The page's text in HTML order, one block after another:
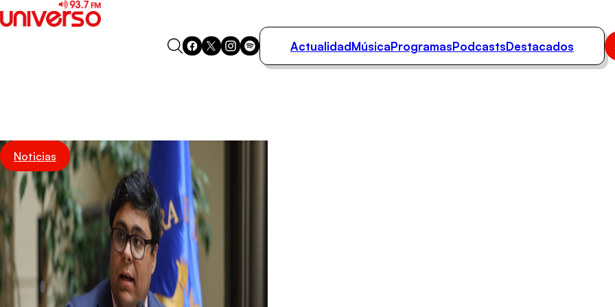
Podcasts
Destacados
ActualidadMúsicaProgramasPodcastsDestacados
Noticias